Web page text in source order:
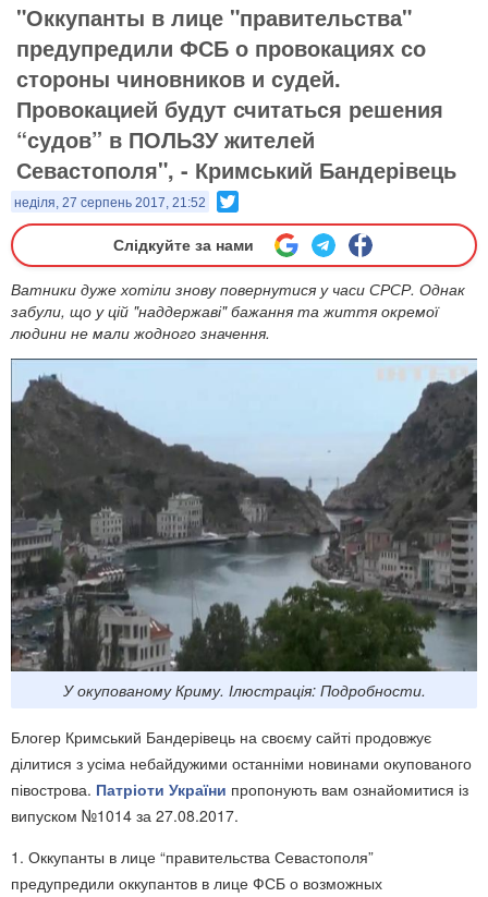
"Оккупанты в лице "правительства"
предупредили ФСБ о провокациях со
стороны чиновников и судей.
Провокацией будут считаться решения
“судов” в ПОЛЬЗУ жителей
Севастополя", - Кримський Бандерівець
неділя, 27 серпень 2017, 21:52
Слідкуйте за нами
Ватники дуже хотіли знову повернутися у часи СРСР. Однак
забули, що у цій "наддержаві" бажання та життя окремої
людини не мали жодного значення.
У окупованому Криму. Ілюстрація: Подробности.
Блогер Кримський Бандерівець на своєму сайті продовжує
ділитися з усіма небайдужими останніми новинами окупованого
півострова. Патріоти України пропонують вам ознайомитися із
випуском №1014 за 27.08.2017.
1. Оккупанты в лице “правительства Севастополя”
предупредили оккупантов в лице ФСБ о возможных